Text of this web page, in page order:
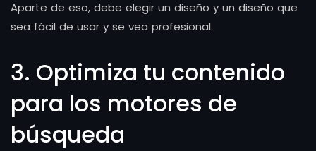
Aparte de eso, debe elegir un diseño y un diseño que
sea fácil de usar y se vea profesional.
3. Optimiza tu contenido
para los motores de
búsqueda